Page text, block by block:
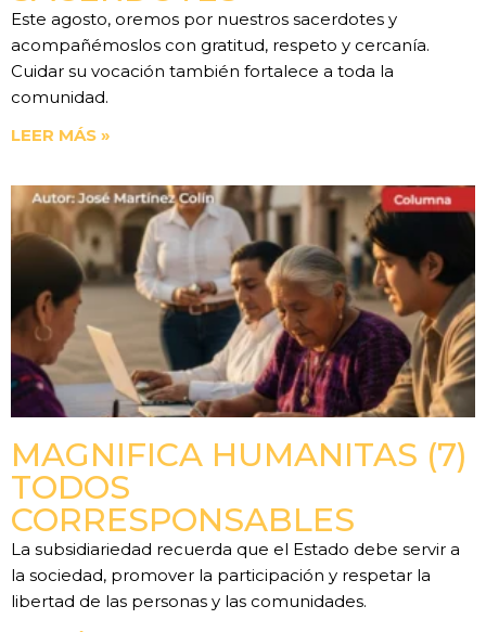
Este agosto, oremos por nuestros sacerdotes y
acompañémoslos con gratitud, respeto y cercanía.
Cuidar su vocación también fortalece a toda la
comunidad.
LEER MÁS »
MAGNIFICA HUMANITAS (7)
TODOS
CORRESPONSABLES
La subsidiariedad recuerda que el Estado debe servir a
la sociedad, promover la participación y respetar la
libertad de las personas y las comunidades.